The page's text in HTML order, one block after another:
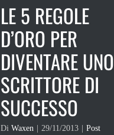
LE 5 REGOLE
D’ORO PER
DIVENTARE UNO
SCRITTORE DI
SUCCESSO
Di Waxen | 29/11/2013 | Post